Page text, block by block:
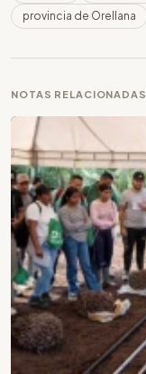
provincia de Orellana
NOTAS RELACIONADAS